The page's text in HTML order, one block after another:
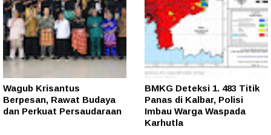
Wagub Krisantus
Berpesan, Rawat Budaya
dan Perkuat Persaudaraan
BMKG Deteksi 1. 483 Titik
Panas di Kalbar, Polisi
Imbau Warga Waspada
Karhutla